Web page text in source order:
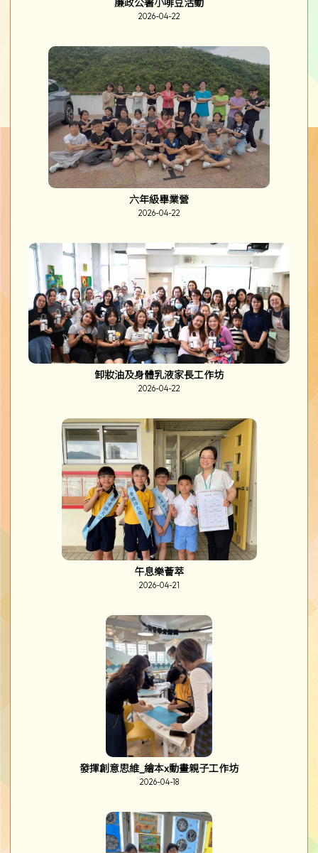
廉政公署小啡豆活動
2026-04-22
六年級畢業營
2026-04-22
卸妝油及身體乳液家長工作坊
2026-04-22
午息樂薈萃
2026-04-21
發揮創意思維_繪本x動畫親子工作坊
2026-04-18